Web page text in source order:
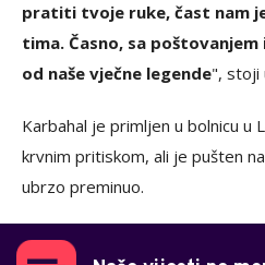
pratiti tvoje ruke, čast nam
tima. Časno, sa
od naše vječne legende", stoji
Karbahal je primljen u bolnicu u
krvnim pritiskom, ali je pušten
ubrzo preminuo.